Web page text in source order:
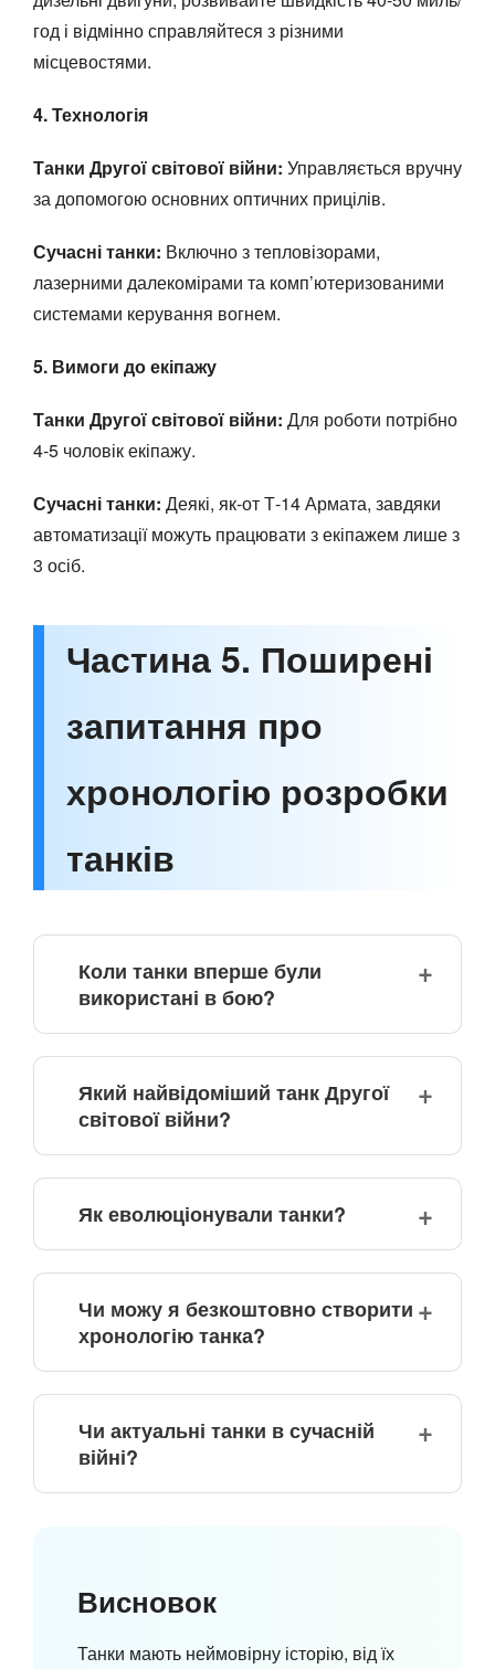
год і відмінно справляйтеся з різними
місцевостями.
4. Технологія
Танки Другої світової війни: Управляється вручну
за допомогою основних оптичних прицілів.
Сучасні танки: Включно з тепловізорами,
лазерними далекомірами та комп’ютеризованими
системами керування вогнем.
5. Вимоги до екіпажу
Танки Другої світової війни: Для роботи потрібно
4-5 чоловік екіпажу.
Сучасні танки: Деякі, як-от Т-14 Армата, завдяки
автоматизації можуть працювати з екіпажем лише з
3 осіб.
Частина 5. Поширені
запитання про
хронологію розробки
танків
Коли танки вперше були
використані в бою?
Який найвідоміший танк Другої
світової війни?
Як еволюціонували танки?
Чи можу я безкоштовно створити
хронологію танка?
Чи актуальні танки в сучасній
війні?
Висновок
Танки мають неймовірну історію, від їх